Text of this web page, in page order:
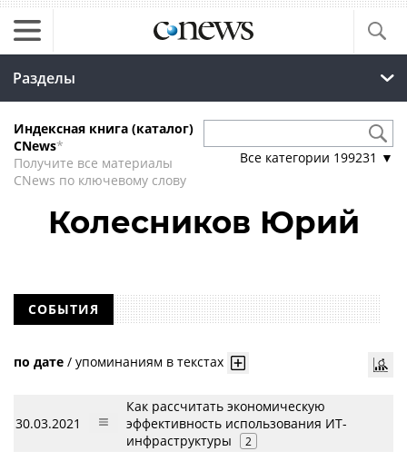
Разделы
Индексная книга (каталог)
CNews*
Получите все материалы
CNews по ключевому слову
Все категории 199231 ▼
Колесников Юрий
СОБЫТИЯ
по дате / упоминаниям в текстах
30.03.2021
Как рассчитать экономическую
эффективность использования ИТ-
инфраструктуры
2